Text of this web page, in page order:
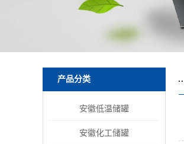
产品分类
安徽低温储罐
安徽化工储罐